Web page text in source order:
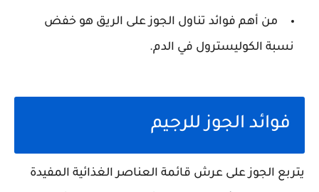
من أهم فوائد تناول الجوز على الريق هو خفض
نسبة الكوليسترول في الدم.
فوائد الجوز للرجيم
يتربع الجوز على عرش قائمة العناصر الغذائية المفيدة